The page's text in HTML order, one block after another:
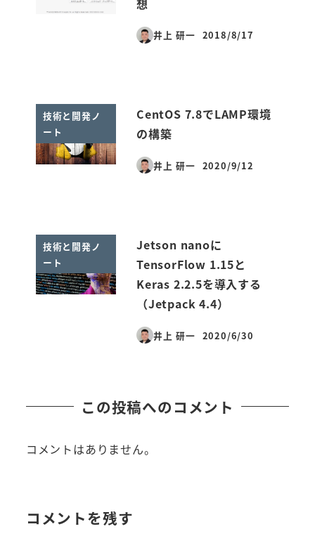
井上 研一
投稿日
2018/8/17
技術と開発ノ
ート
CentOS 7.8でLAMP環境
の構築
井上 研一
投稿日
2020/9/12
技術と開発ノ
ート
Jetson nanoに
TensorFlow 1.15と
Keras 2.2.5を導入する
（Jetpack 4.4）
井上 研一
投稿日
2020/6/30
この投稿へのコメント
コメントはありません。
コメントを残す